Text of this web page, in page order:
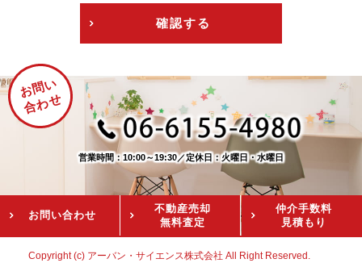
確認する
お問い
合わせ
営業時間：10:00～19:30／定休日：火曜日・水曜日
お問い合わせ
不動産売却
無料査定
仲介手数料
見積もり
Copyright (c) アーバン・サイエンス株式会社 All Right Reserved.